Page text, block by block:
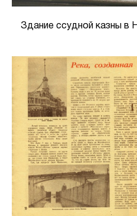
Здание ссудной казны в